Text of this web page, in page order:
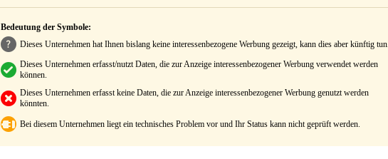
Bedeutung der Symbole:
Dieses Unternehmen hat Ihnen bislang keine interessenbezogene Werbung gezeigt, kann dies aber künftig tun.
Dieses Unternehmen erfasst/nutzt Daten, die zur Anzeige interessenbezogener Werbung verwendet werden
können.
Dieses Unternehmen erfasst keine Daten, die zur Anzeige interessenbezogener Werbung genutzt werden
könnten.
Bei diesem Unternehmen liegt ein technisches Problem vor und Ihr Status kann nicht geprüft werden.